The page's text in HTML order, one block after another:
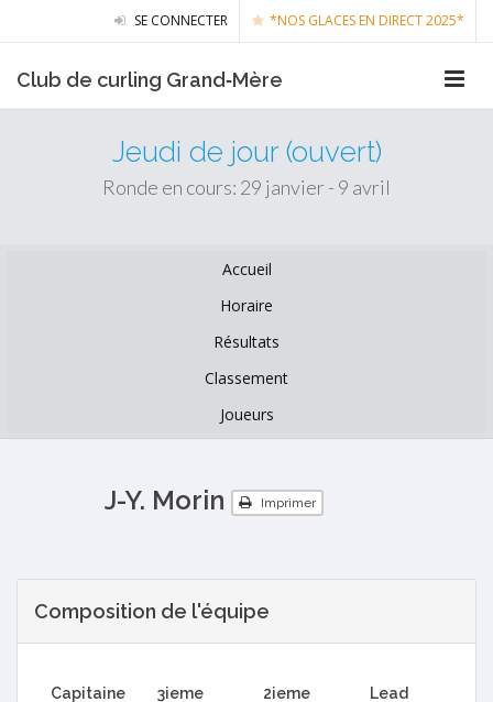
SE CONNECTER *NOS GLACES EN DIRECT 2025*
Club de curling Grand‑Mère
Jeudi de jour (ouvert)
Ronde en cours: 29 janvier - 9 avril
Accueil
Horaire
Résultats
Classement
Joueurs
J-Y. Morin Imprimer
Composition de l'équipe
Capitaine 3ieme 2ieme Lead